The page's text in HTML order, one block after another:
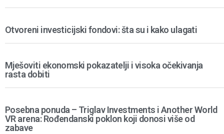
Otvoreni investicijski fondovi: šta su i kako ulagati
Mješoviti ekonomski pokazatelji i visoka očekivanja
rasta dobiti
Posebna ponuda – Triglav Investments i Another World
VR arena: Rođendanski poklon koji donosi više od
zabave